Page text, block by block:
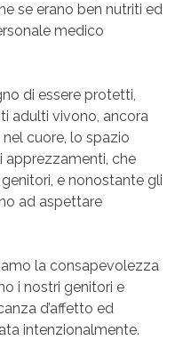
se erano ben nutriti ed
medico
di essere protetti,
adulti vivono, ancora
cuore, lo spazio
apprezzamenti, che
e nonostante gli
ad aspettare
la consapevolezza
i nostri genitori e
d’affetto ed
intenzionalmente.